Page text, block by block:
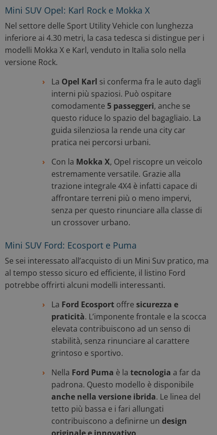
Mini SUV Opel: Karl Rock e Mokka X
Nel settore delle Sport Utility Vehicle con lunghezza
inferiore ai 4.30 metri, la casa tedesca si distingue per i
modelli Mokka X e Karl, venduto in Italia solo nella
versione Rock.
La Opel Karl si conferma fra le auto dagli
interni più spaziosi. Può ospitare
comodamente 5 passeggeri, anche se
questo riduce lo spazio del bagagliaio. La
guida silenziosa la rende una city car
pratica nei percorsi urbani.
Con la Mokka X, Opel riscopre un veicolo
estremamente versatile. Grazie alla
trazione integrale 4X4 è infatti capace di
affrontare terreni più o meno impervi,
senza per questo rinunciare alla classe di
un crossover urbano.
Mini SUV Ford: Ecosport e Puma
Se sei interessato all’acquisto di un Mini Suv pratico, ma
al tempo stesso sicuro ed efficiente, il listino Ford
potrebbe offrirti alcuni modelli interessanti.
La Ford Ecosport offre sicurezza e
praticità. L’imponente frontale e la scocca
elevata contribuiscono ad un senso di
stabilità, senza rinunciare al carattere
grintoso e sportivo.
Nella Ford Puma è la tecnologia a far da
padrona. Questo modello è disponibile
anche nella versione ibrida. Le linea del
tetto più bassa e i fari allungati
contribuiscono a definirne un design